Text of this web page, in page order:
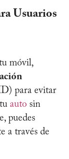
Usuarios
móvil,
para evitar
auto sin
puedes
a través de